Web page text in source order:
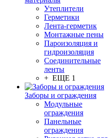
Утеплители
Герметики
Лента-герметик
Монтажные пены
Пароизоляция и
гидроизоляция
Соединительные
ленты
+ ЕЩЕ 1
Заборы и ограждения
Модульные
ограждения
Панельные
ограждения